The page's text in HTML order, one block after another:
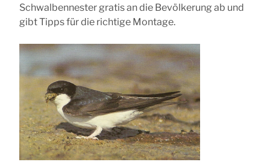
Schwalbennester gratis an die Bevölkerung ab und
gibt Tipps für die richtige Montage.